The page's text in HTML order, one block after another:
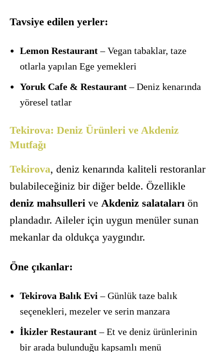
Tavsiye edilen yerler:
Lemon Restaurant– Vegan tabaklar, taze
otlarla yapılan Ege yemekleri
Yoruk Cafe & Restaurant– Deniz kenarında
yöresel tatlar
Tekirova: Deniz Ürünleri ve Akdeniz
Mutfağı
Tekirova, deniz kenarında kaliteli restoranlar
bulabileceğiniz bir diğer belde. Özellikle
deniz mahsulleri ve Akdeniz salataları ön
plandadır. Aileler için uygun menüler sunan
mekanlar da oldukça yaygındır.
Öne çıkanlar:
Tekirova Balık Evi – Günlük taze balık
seçenekleri, mezeler ve serin manzara
İkizler Restaurant– Et ve deniz ürünlerinin
bir arada bulunduğu kapsamlı menü